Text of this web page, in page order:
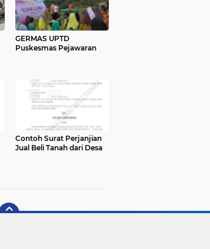
GERMAS UPTD
Puskesmas Pejawaran
Contoh Surat Perjanjian
Jual Beli Tanah dari Desa